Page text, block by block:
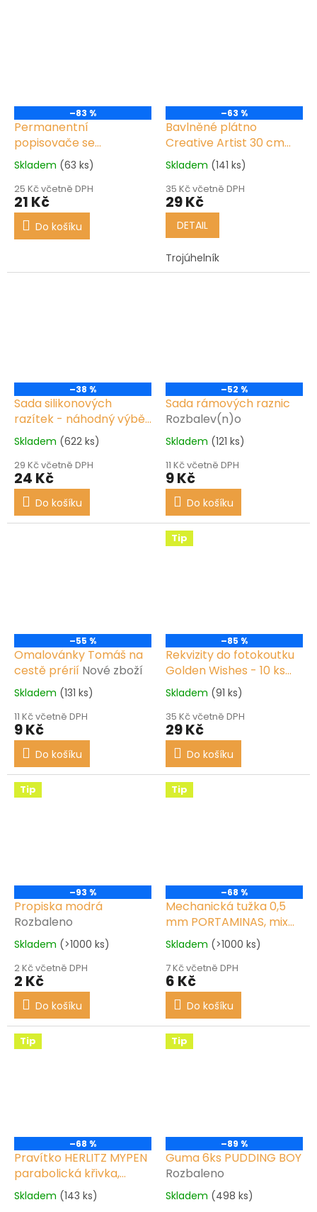
–83 %
Permanentní
popisovače se
zasouvacím
mechanismem 4 ks
Nové
Skladem (63 ks)
25 Kč včetně DPH
21 Kč
Do košíku
–63 %
Bavlněné plátno
Creative Artist 30 cm
Nové zboží,kosmetická
vada zezadu produktu,
není viditelné
Skladem (141 ks)
35 Kč včetně DPH
29 Kč
DETAIL
Trojúhelník
–38 %
Sada silikonových
razítek - náhodný výběr
motivu
Nové zboží
Skladem (622 ks)
29 Kč včetně DPH
24 Kč
Do košíku
–52 %
Sada rámových raznic
Rozbalev(n)o
Skladem (121 ks)
11 Kč včetně DPH
9 Kč
Do košíku
–55 %
Omalovánky Tomáš na
cestě prérií Nové zboží
Skladem (131 ks)
11 Kč včetně DPH
9 Kč
Do košíku
Tip
–85 %
Rekvizity do fotokoutku
Golden Wishes - 10 ks
Rozbaleno
Skladem (91 ks)
35 Kč včetně DPH
29 Kč
Do košíku
Tip
–93 %
Propiska modrá
Rozbaleno
Skladem (>1000 ks)
2 Kč včetně DPH
2 Kč
Do košíku
Tip
–68 %
Mechanická tužka 0,5
mm PORTAMINAS, mix
barev
Nové
Skladem (>1000 ks)
7 Kč včetně DPH
6 Kč
Do košíku
Tip
–68 %
Pravítko HERLITZ MYPEN
parabolická křivka,
různé barvyNové
Skladem (143 ks)
Tip
–89 %
Guma 6ks PUDDING BOY
Rozbaleno
Skladem (498 ks)